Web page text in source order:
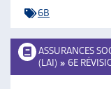
6B
ASSURANCES
(LAI) » 6E